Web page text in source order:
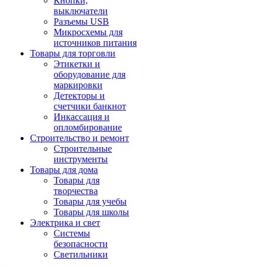
выключатели
Разъемы USB
Микросхемы для
источников питания
Товары для торговли
Этикетки и
оборудование для
маркировки
Детекторы и
счетчики банкнот
Инкассация и
опломбирование
Строительство и ремонт
Строительные
инструменты
Товары для дома
Товары для
творчества
Товары для учебы
Товары для школы
Электрика и свет
Системы
безопасности
Светильники